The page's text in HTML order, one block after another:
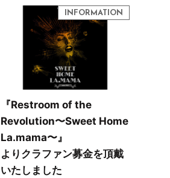
『Restroom of the
Revolution〜Sweet Home
La.mama〜』
よりクラファン募金を頂戴
いたしました